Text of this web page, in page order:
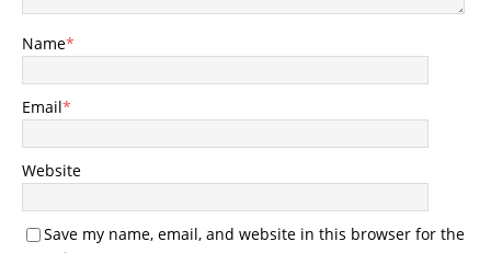
Name*
Email*
Website
Save my name, email, and website in this browser for the